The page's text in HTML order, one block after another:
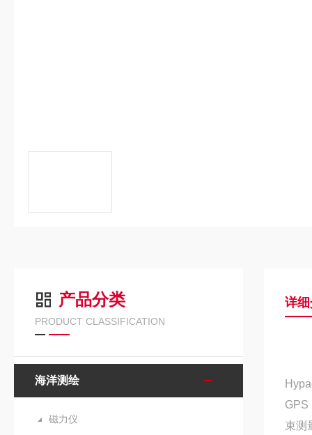
产品分类
PRODUCT CLASSIFICATION
海洋测绘
磁力仪
详
GPS
束测